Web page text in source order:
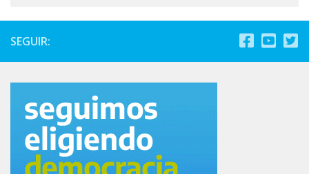
SEGUIR: